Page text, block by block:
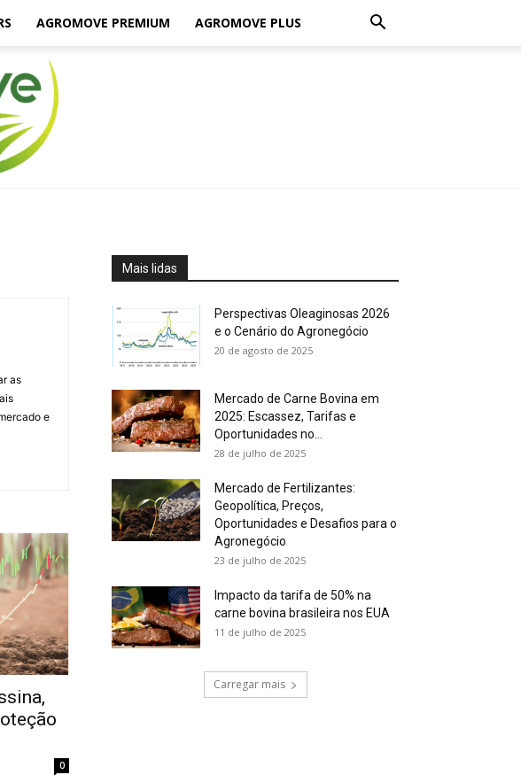
AGROMOVE PREMIUM AGROMOVE PLUS
as
e
0
Mais lidas
Perspectivas Oleaginosas 2026
e o Cenário do Agronegócio
20 de agosto de 2025
Mercado de Carne Bovina em
2025: Escassez, Tarifas e
Oportunidades no...
28 de julho de 2025
Mercado de Fertilizantes:
Geopolítica, Preços,
Oportunidades e Desafios para o
Agronegócio
23 de julho de 2025
Impacto da tarifa de 50% na
carne bovina brasileira nos EUA
11 de julho de 2025
Carregar mais